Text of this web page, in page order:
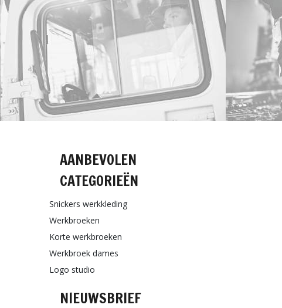
AANBEVOLEN
CATEGORIEËN
Snickers werkkleding
Werkbroeken
Korte werkbroeken
Werkbroek dames
Logo studio
NIEUWSBRIEF